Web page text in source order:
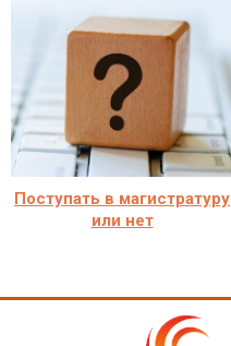
Поступать в магистратуру
или нет